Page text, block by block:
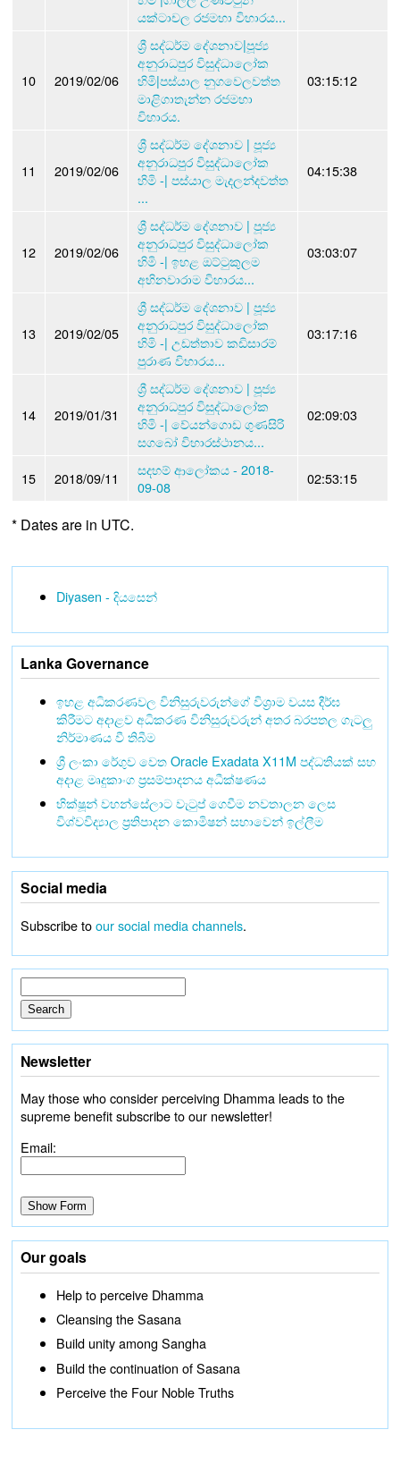
යක්ටාචල රජමහා විහාරය...
10 2019/02/06
ශ්‍රී සද්ධර්ම දේශනාව|පූජ්‍ය
අනුරාධපුර විසුද්ධාලෝක
හිමි|පස්යාල නුගවෙලවත්ත
මාළිගාතැන්න රජමහා
විහාරය.
03:15:12
11 2019/02/06
ශ්‍රී සද්ධර්ම දේශනාව | පූජ්‍ය
අනුරාධපුර විසුද්ධාලෝක
හිමි -| පස්යාල මැදලන්දවත්ත
...
04:15:38
12 2019/02/06
ශ්‍රී සද්ධර්ම දේශනාව | පූජ්‍ය
අනුරාධපුර විසුද්ධාලෝක
හිමි -| ඉහළ ඔට්ටුකුලම
අභිනවාරාම විහාරය...
03:03:07
13 2019/02/05
ශ්‍රී සද්ධර්ම දේශනාව | පූජ්‍ය
අනුරාධපුර විසුද්ධාලෝක
හිමි -| උඩත්තාව කඩිසාරම්
පුරාණ විහාරය...
03:17:16
14 2019/01/31
ශ්‍රී සද්ධර්ම දේශනාව | පූජ්‍ය
අනුරාධපුර විසුද්ධාලෝක
හිමි -| වේයන්ගොඩ ගුණසිරි
සගබෝ විහාරස්ථානය...
02:09:03
15 2018/09/11
සදහම් ආලෝකය - 2018-
09-08
02:53:15
* Dates are in UTC.
Diyasen - දියසෙන්
Lanka Governance
ඉහළ අධිකරණවල විනිසුරුවරුන්ගේ විශ්‍රාම වයස දීර්ඝ
කිරීමට අදාළව අධිකරණ විනිසුරුවරුන් අතර බරපතල ගැටලු
නිර්මාණය වී තිබීම
ශ්‍රී ලංකා රේගුව වෙත Oracle Exadata X11M පද්ධතියක් සහ
අදාළ මෘදුකාංග ප්‍රසම්පාදනය අධීක්ෂණය
භික්ෂූන් වහන්සේලාට වැටුප් ගෙවීම නවතාලන ලෙස
විශ්වවිද්‍යාල ප්‍රතිපාදන කොමිෂන් සභාවෙන් ඉල්ලීම
Social media
Subscribe toour social media channels.
Newsletter
May those who consider perceiving Dhamma leads to the
supreme benefit subscribe to our newsletter!
Email:
Our goals
Help to perceive Dhamma
Cleansing the Sasana
Build unity among Sangha
Build the continuation of Sasana
Perceive the Four Noble Truths